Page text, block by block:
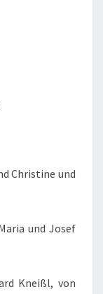
Christine und
und Josef
Kneißl, von